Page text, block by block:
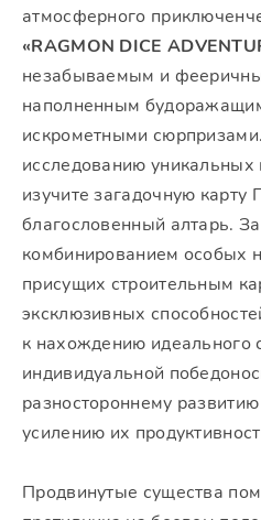
атмосферного
«RAGMON DICE
незабываемым и
наполненным
искрометными
исследованию уникальных
изучите загадочную карту
благословенный алтарь.
комбинированием особых
присущих строительным
эксклюзивных
к нахождению идеального
индивидуальной
разностороннему
усилению их
Продвинутые существа